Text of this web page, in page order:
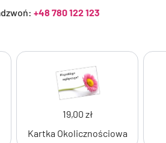
+48 780 122 123
19,00 zł
Kartka Okolicznościowa